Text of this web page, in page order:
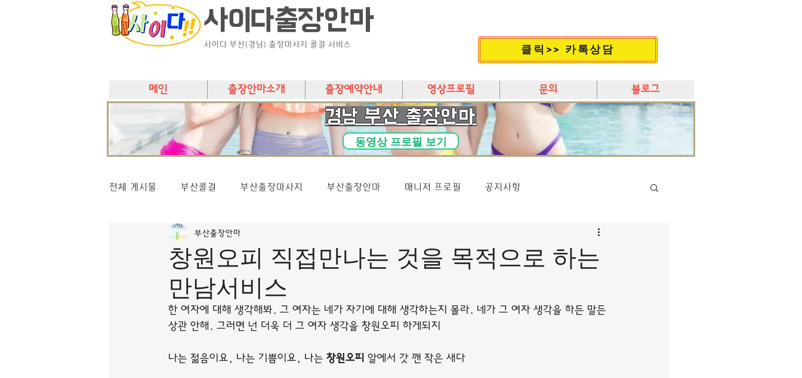
사이다출장안마
사이다 부산(경남) 출장마사지 콜걸 서비스 클릭>> 카톡상담
메인 출장안마소개 출장예약안내 영상프로필 문의 블로그
​경남 부산 출장안마
동영상 프로필 보기
전체 게시물 부산콜걸 부산출장마사지 부산출장안마 매니저 프로필 공지사항
창원오피 직접만나는 것을 목적으로 하는
만남서비스
부산출장안마
한 여자에 대해 생각해봐. 그 여자는 네가 자기에 대해 생각하는지 몰라. 네가 그 여자 생각을 하든 말든
상관 안해. 그러면 넌 더욱 더 그 여자 생각을 창원오피 하게되지
나는 젊음이요, 나는 기쁨이요, 나는 창원오피 알에서 갓 깬 작은 새다